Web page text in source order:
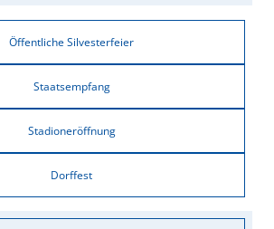
Öffentliche Silvesterfeier
Staatsempfang
Stadioneröffnung
Dorffest